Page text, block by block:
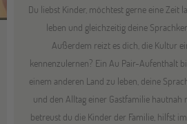
Du liebst Kinder, möchtest gerne eine Zeit
leben und gleichzeitig deine
Außerdem reizt es dich, die Kultur
kennenzulernen? Ein Au Pair-Aufenthalt
einem anderen Land zu leben, deine
und den Alltag einer Gastfamilie hautnah
betreust du die Kinder der Familie, hilfst